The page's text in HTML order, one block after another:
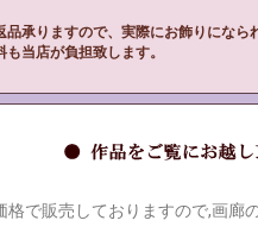
品承りますので、実際にお飾りになら
当店が負担致します。
で販売しておりますので,画廊